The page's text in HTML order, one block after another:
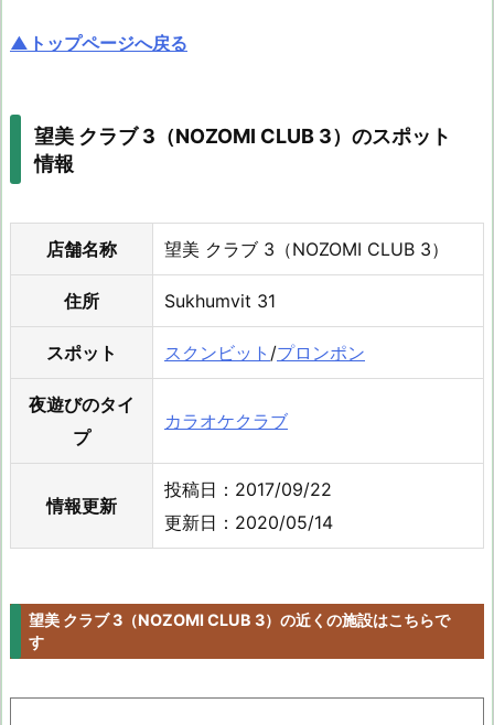
▲トップページへ戻る
望美 クラブ 3（NOZOMI CLUB 3）のスポット
情報
店舗名称 望美 クラブ 3（NOZOMI CLUB 3）
住所 Sukhumvit 31
スポット スクンビット /プロンポン
夜遊びのタイ
プ
カラオケクラブ
情報更新
投稿日：2017/09/22
更新日：2020/05/14
望美 クラブ 3（NOZOMI CLUB 3）の近くの施設はこちらで
す